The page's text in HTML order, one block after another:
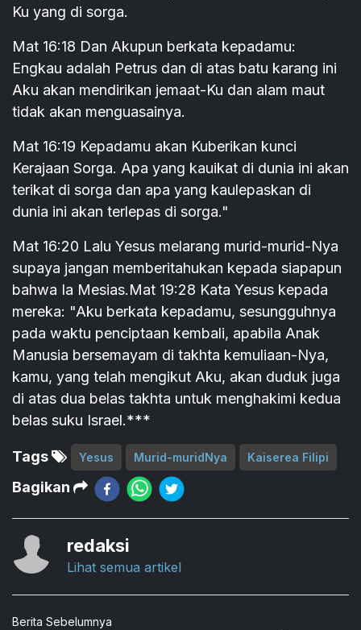
Ku yang di sorga.
Mat 16:18 Dan Akupun berkata kepadamu:
Engkau adalah Petrus dan di atas batu karang ini
Aku akan mendirikan jemaat-Ku dan alam maut
tidak akan menguasainya.
Mat 16:19 Kepadamu akan Kuberikan kunci
Kerajaan Sorga. Apa yang kauikat di dunia ini akan
terikat di sorga dan apa yang kaulepaskan di
dunia ini akan terlepas di sorga."
Mat 16:20 Lalu Yesus melarang murid-murid-Nya
supaya jangan memberitahukan kepada siapapun
bahwa Ia Mesias.Mat 19:28 Kata Yesus kepada
mereka: "Aku berkata kepadamu, sesungguhnya
pada waktu penciptaan kembali, apabila Anak
Manusia bersemayam di takhta kemuliaan-Nya,
kamu, yang telah mengikut Aku, akan duduk juga
di atas dua belas takhta untuk menghakimi kedua
belas suku Israel.***
Tags Yesus Murid-muridNya Kaiserea Filipi
Bagikan
redaksi
Lihat semua artikel
Berita Sebelumnya